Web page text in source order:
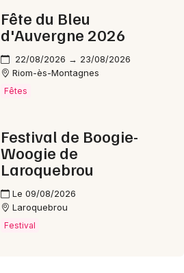
Fête du Bleu
d'Auvergne 2026
22/08/2026 → 23/08/2026
Riom-ès-Montagnes
Fêtes
Festival de Boogie-
Woogie de
Laroquebrou
Le 09/08/2026
Laroquebrou
Festival